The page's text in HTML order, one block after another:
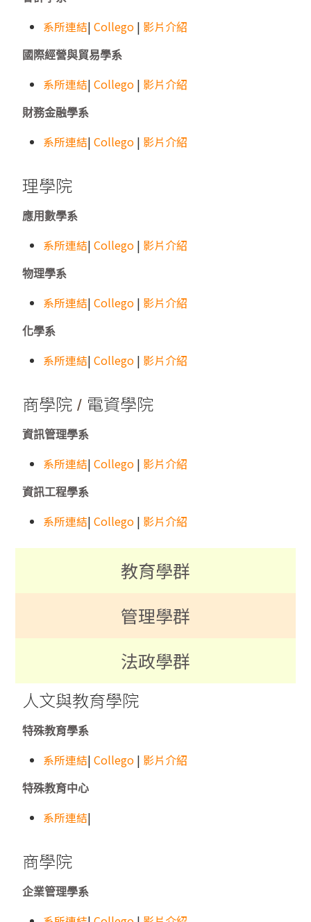
系所連結|Collego | 影片介紹
國際經營與貿易學系
系所連結|Collego | 影片介紹
財務金融學系
系所連結|Collego | 影片介紹
理學院
應用數學系
系所連結|Collego | 影片介紹
物理學系
系所連結|Collego | 影片介紹
化學系
系所連結|Collego | 影片介紹
商學院 / 電資學院
資訊管理學系
系所連結|Collego | 影片介紹
資訊工程學系
系所連結|Collego | 影片介紹
教育學群
管理學群
法政學群
人文與教育學院
特殊教育學系
系所連結|Collego | 影片介紹
特殊教育中心
系所連結|
商學院
企業管理學系